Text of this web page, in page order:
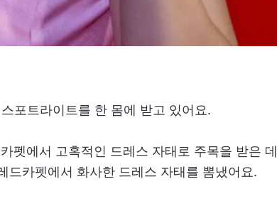
포트라이트를 한 몸에 받고 있어요.
펫에서 고혹적인 드레스 자태로 주목을 받은 데
드카펫에서 화사한 드레스 자태를 뽐냈어요.